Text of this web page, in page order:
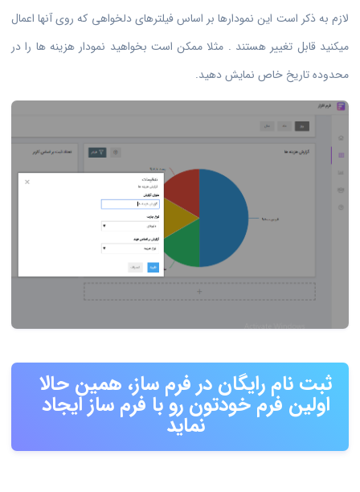
لازم به ذکر است این نمودارها بر اساس فیلترهای دلخواهی که روی آنها اعمال
میکنید قابل تغییر هستند . مثلا ممکن است بخواهید نمودار هزینه ها را در
محدوده تاریخ خاص نمایش دهید.
ثبت نام رایگان در فرم ساز، همین حالا
اولین فرم خودتون رو با فرم ساز ایجاد
نماید